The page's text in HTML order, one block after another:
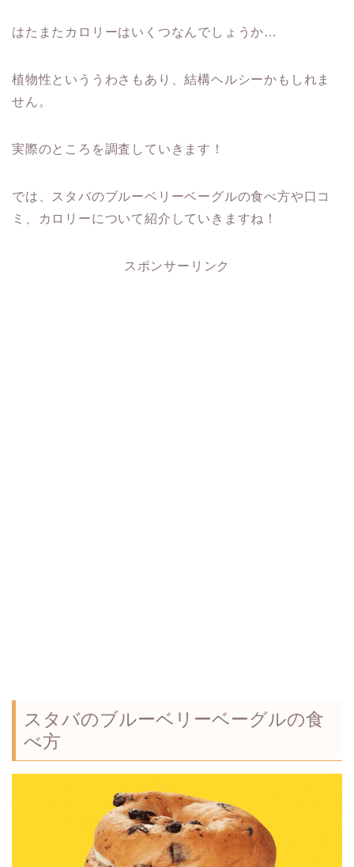
はたまたカロリーはいくつなんでしょうか…
植物性といううわさもあり、結構ヘルシーかもしれま
せん。
実際のところを調査していきます！
では、スタバのブルーベリーベーグルの食べ方や口コ
ミ、カロリーについて紹介していきますね！
スポンサーリンク
スタバのブルーベリーベーグルの食
べ方